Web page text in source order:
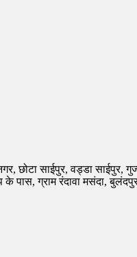
छोटा साईपुर, वड्डा साईपुर,
पास, ग्राम रंदावा मसंदा,